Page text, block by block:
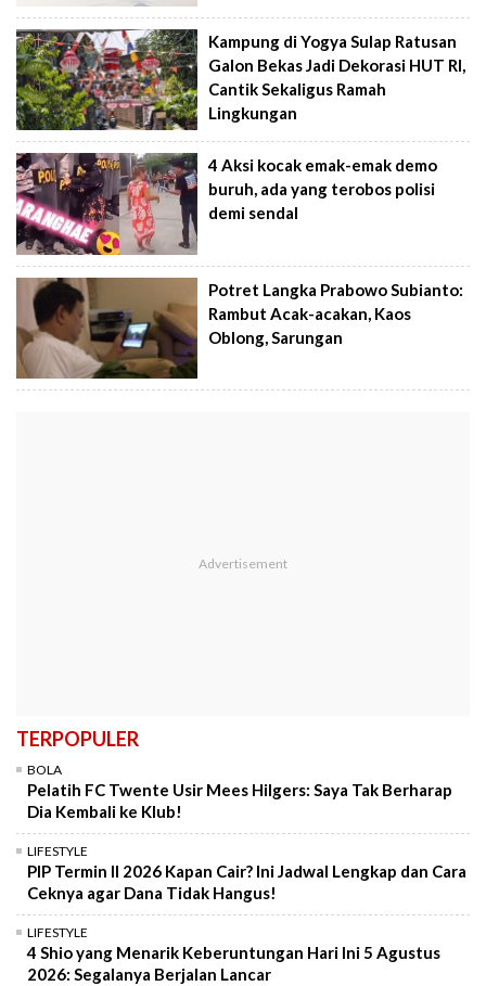
Kampung di Yogya Sulap Ratusan
Galon Bekas Jadi Dekorasi HUT RI,
Cantik Sekaligus Ramah
Lingkungan
4 Aksi kocak emak-emak demo
buruh, ada yang terobos polisi
demi sendal
Potret Langka Prabowo Subianto:
Rambut Acak-acakan, Kaos
Oblong, Sarungan
TERPOPULER
BOLA
Pelatih FC Twente Usir Mees Hilgers: Saya Tak Berharap
Dia Kembali ke Klub!
LIFESTYLE
PIP Termin II 2026 Kapan Cair? Ini Jadwal Lengkap dan Cara
Ceknya agar Dana Tidak Hangus!
LIFESTYLE
4 Shio yang Menarik Keberuntungan Hari Ini 5 Agustus
2026: Segalanya Berjalan Lancar